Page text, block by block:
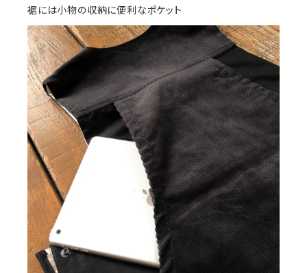
裾には小物の収納に便利なポケット